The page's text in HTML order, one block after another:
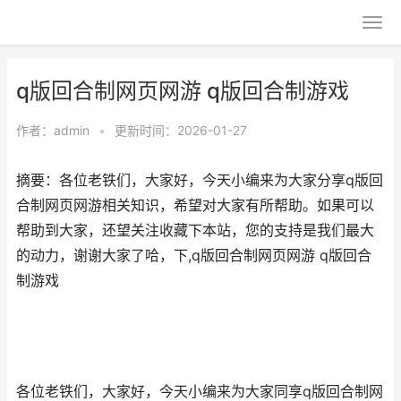
q版回合制网页网游 q版回合制游戏
作者： admin • 更新时间：2026-01-27
摘要：各位老铁们，大家好，今天小编来为大家分享q版回
合制网页网游相关知识，希望对大家有所帮助。如果可以
帮助到大家，还望关注收藏下本站，您的支持是我们最大
的动力，谢谢大家了哈，下,q版回合制网页网游 q版回合
制游戏
各位老铁们，大家好，今天小编来为大家同享q版回合制网